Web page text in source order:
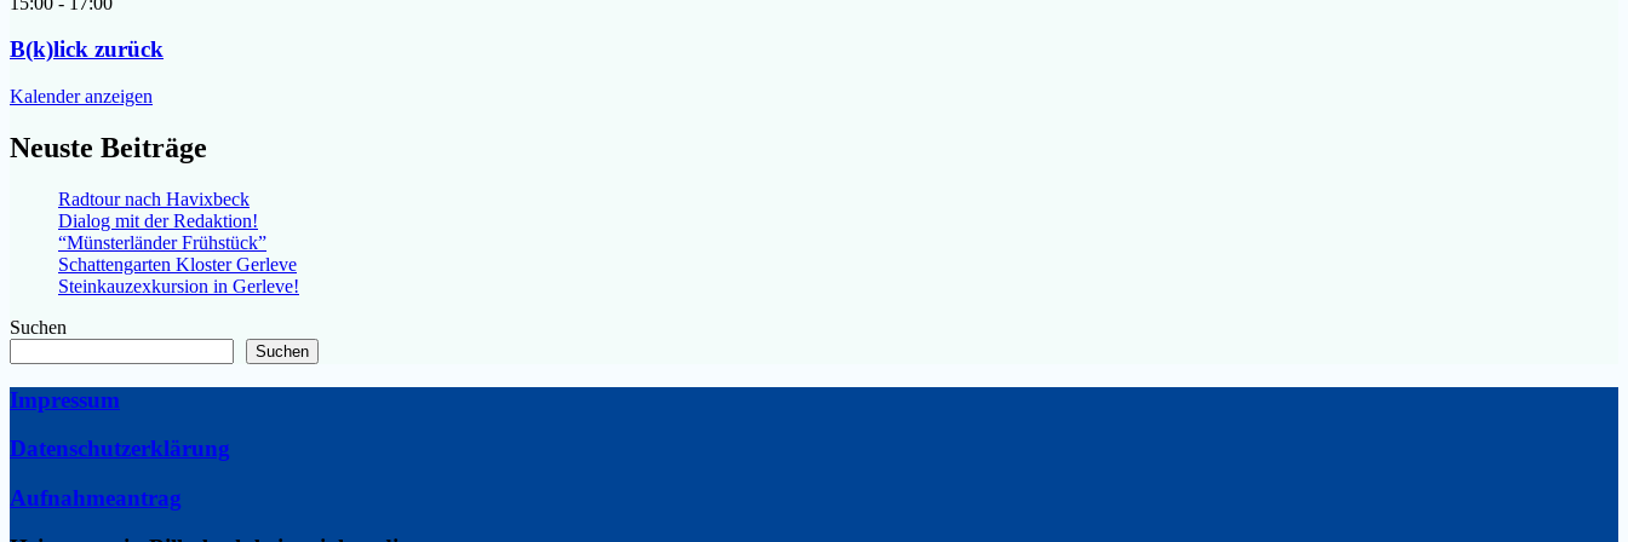
B(k)lick zurück
Kalender anzeigen
Neuste Beiträge
Radtour nach Havixbeck
Dialog mit der Redaktion!
“Münsterländer Frühstück”
Schattengarten Kloster Gerleve
Steinkauzexkursion in Gerleve!
Suchen
Suchen
Impressum
Datenschutzerklärung
Aufnahmeantrag